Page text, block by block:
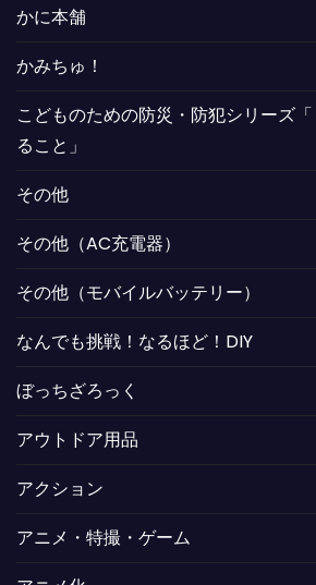
かに本舗
かみちゅ！
こどものための防災・防犯シリーズ
ること」
その他
その他（AC充電器）
その他（モバイルバッテリー）
なんでも挑戦！なるほど！DIY
ぼっちざろっく
アウトドア用品
アクション
アニメ・特撮・ゲーム